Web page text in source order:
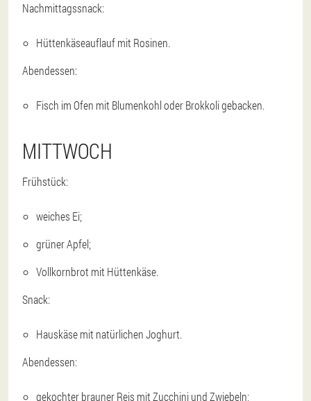
Nachmittagssnack:
Hüttenkäseauflauf mit Rosinen.
Abendessen:
Fisch im Ofen mit Blumenkohl oder Brokkoli gebacken.
MITTWOCH
Frühstück:
weiches Ei;
grüner Apfel;
Vollkornbrot mit Hüttenkäse.
Snack:
Hauskäse mit natürlichen Joghurt.
Abendessen:
gekochter brauner Reis mit Zucchini und Zwiebeln;